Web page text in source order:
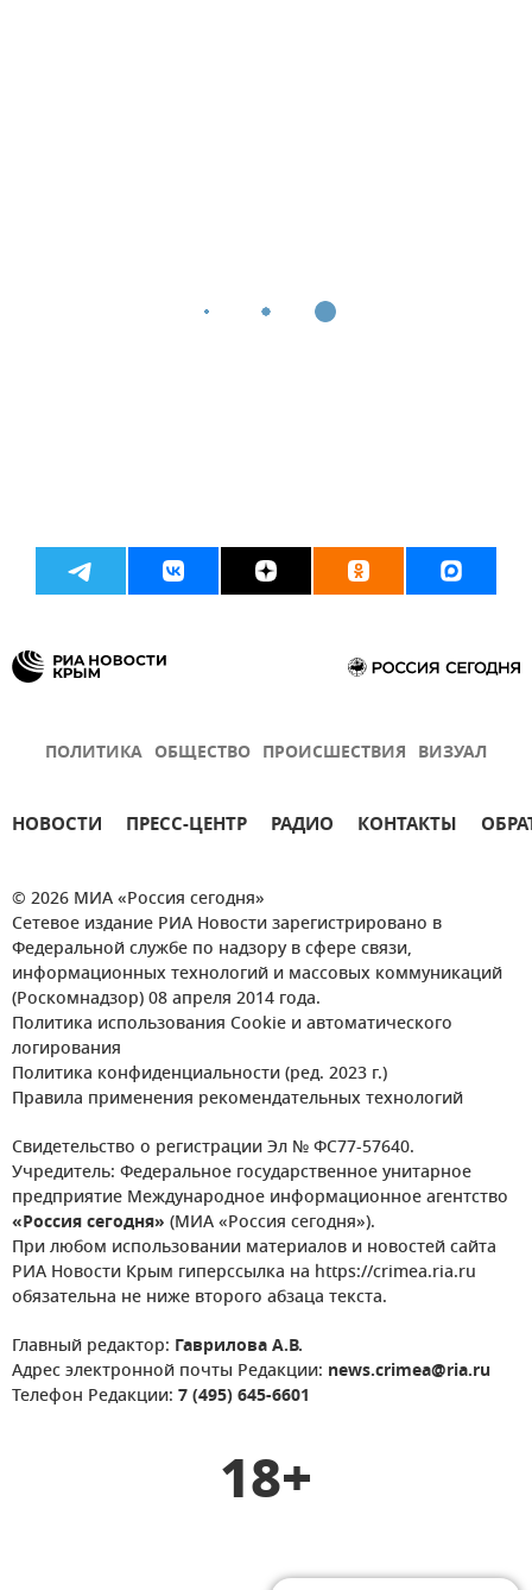
ПОЛИТИКА ОБЩЕСТВО ПРОИСШЕСТВИЯ ВИЗУАЛ
НОВОСТИ ПРЕСС-ЦЕНТР РАДИО КОНТАКТЫ
© 2026 МИА «Россия сегодня»
Сетевое издание РИА Новости зарегистрировано в
Федеральной службе по надзору в сфере связи,
информационных технологий и массовых коммуникаций
(Роскомнадзор) 08 апреля 2014 года.
Политика использования Cookie и автоматического
логирования
Политика конфиденциальности (ред. 2023 г.)
Правила применения рекомендательных технологий
Свидетельство о регистрации Эл № ФС77-57640.
Учредитель: Федеральное государственное унитарное
предприятие Международное информационное агентство
«Россия сегодня» (МИА «Россия сегодня»).
При любом использовании материалов и новостей сайта
РИА Новости Крым гиперссылка на https://crimea.ria.ru
обязательна не ниже второго абзаца текста.
Главный редактор: Гаврилова А.В.
Адрес электронной почты Редакции: news.crimea@ria.ru
Телефон Редакции: 7 (495) 645-6601
18+